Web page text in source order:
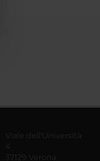
Viale dell'Università
4
37129 Verona